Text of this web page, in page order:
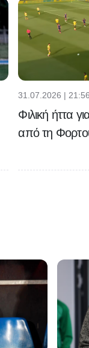
31.07.2026 | 21:56
Φιλική ήττα
από τη